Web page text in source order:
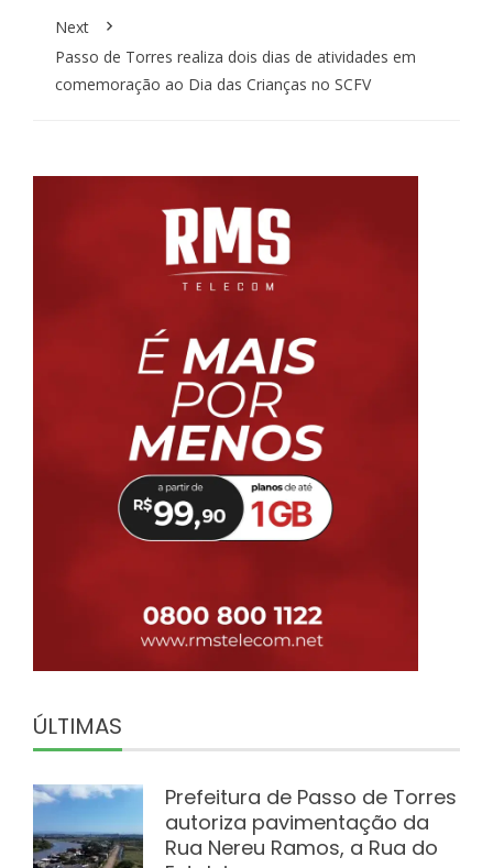
Next
Passo de Torres realiza dois dias de atividades em
comemoração ao Dia das Crianças no SCFV
ÚLTIMAS
Prefeitura de Passo de Torres
autoriza pavimentação da
Rua Nereu Ramos, a Rua do